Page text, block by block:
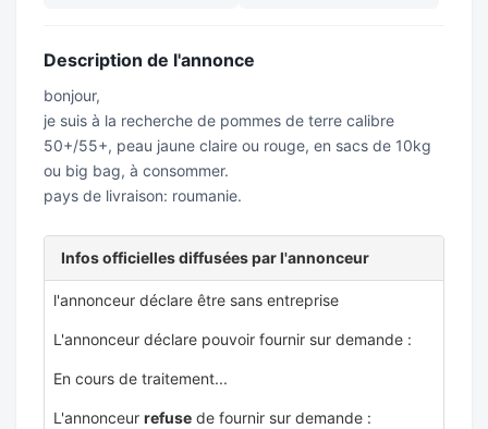
Description de l'annonce
bonjour,
je suis à la recherche de pommes de terre calibre
50+/55+, peau jaune claire ou rouge, en sacs de 10kg
ou big bag, à consommer.
pays de livraison: roumanie.
Infos officielles diffusées par l'annonceur
l'annonceur déclare être sans entreprise
L'annonceur déclare pouvoir fournir sur demande :
En cours de traitement...
L'annonceur refuse de fournir sur demande :